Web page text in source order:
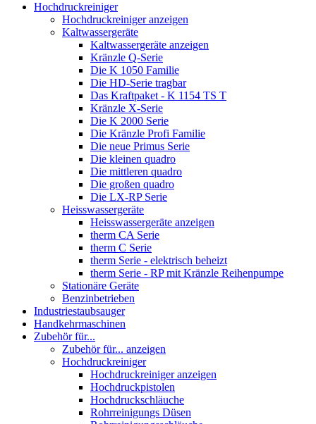
Hochdruckreiniger
Hochdruckreiniger anzeigen
Kaltwassergeräte
Kaltwassergeräte anzeigen
Kränzle Q-Serie
Die K 1050 Familie
Die HD-Serie tragbar
Das Kraftpaket - K 1154 TS T
Kränzle X-Serie
Die K 2000 Serie
Die Kränzle Profi Familie
Die neue Primus Serie
Die kleinen quadro
Die mittleren quadro
Die großen quadro
Die LX-RP Serie
Heisswassergeräte
Heisswassergeräte anzeigen
therm CA Serie
therm C Serie
therm Serie - elektrisch beheizt
therm Serie - RP mit Kränzle Reihenpumpe
Stationäre Geräte
Benzinbetrieben
Industriestaubsauger
Handkehrmaschinen
Zubehör für...
Zubehör für... anzeigen
Hochdruckreiniger
Hochdruckreiniger anzeigen
Hochdruckpistolen
Hochdruckschläuche
Rohrreinigungs Düsen